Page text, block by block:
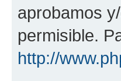
aprobamos
permisible.
http://